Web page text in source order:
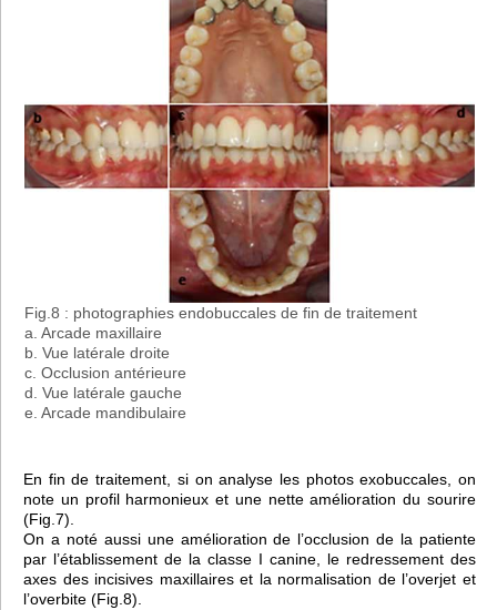
Fig.8 : photographies endobuccales de fin de traitement
a. Arcade maxillaire
b. Vue latérale droite
c. Occlusion antérieure
d. Vue latérale gauche
e. Arcade mandibulaire
En fin de traitement, si on analyse les photos exobuccales, on
note un profil harmonieux et une nette amélioration du sourire
(Fig.7).
On a noté aussi une amélioration de l’occlusion de la patiente
par l’établissement de la classe I canine, le redressement des
axes des incisives maxillaires et la normalisation de l’overjet et
l’overbite (Fig.8).